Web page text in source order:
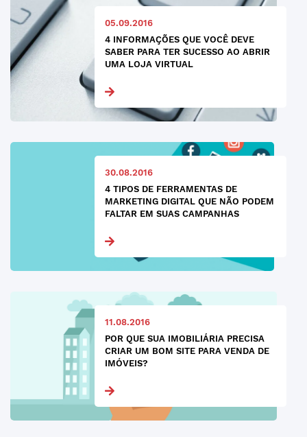
05.09.2016
4 INFORMAÇÕES QUE VOCÊ DEVE
SABER PARA TER SUCESSO AO ABRIR
UMA LOJA VIRTUAL
30.08.2016
4 TIPOS DE FERRAMENTAS DE
MARKETING DIGITAL QUE NÃO PODEM
FALTAR EM SUAS CAMPANHAS
11.08.2016
POR QUE SUA IMOBILIÁRIA PRECISA
CRIAR UM BOM SITE PARA VENDA DE
IMÓVEIS?